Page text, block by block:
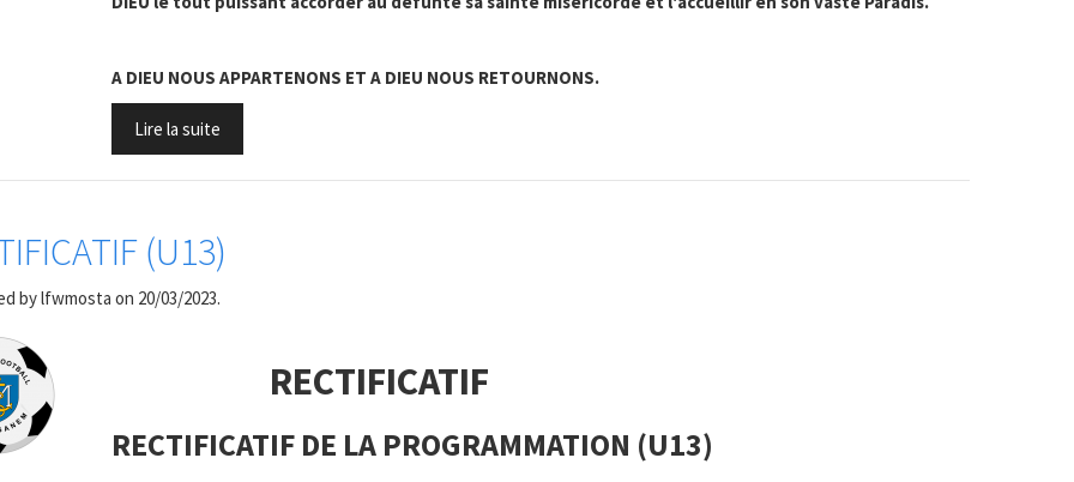
A DIEU NOUS APPARTENONS ET A DIEU NOUS RETOURNONS.
Lire la suite
(U13)
bylfwmosta on 20/03/2023.
RECTIFICATIF
RECTIFICATIF DE LA PROGRAMMATION (U13)